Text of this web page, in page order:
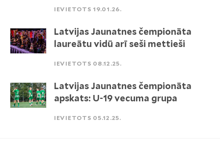
IEVIETOTS 19.01.26.
Latvijas Jaunatnes čempionāta
laureātu vidū arī seši mettieši
IEVIETOTS 08.12.25.
Latvijas Jaunatnes čempionāta
apskats: U-19 vecuma grupa
IEVIETOTS 05.12.25.